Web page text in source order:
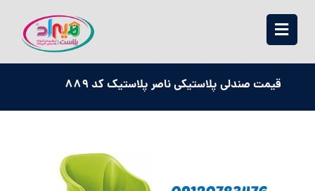
قیمت صندلی پلاستیکی ناصر پلاستیک کد 889